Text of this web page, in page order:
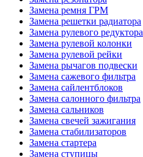
Замена ремня ГРМ
Замена решетки радиатора
Замена рулевого редуктора
Замена рулевой колонки
Замена рулевой рейки
Замена рычагов подвески
Замена сажевого фильтра
Замена сайлентблоков
Замена салонного фильтра
Замена сальников
Замена свечей зажигания
Замена стабилизаторов
Замена стартера
Замена ступицы